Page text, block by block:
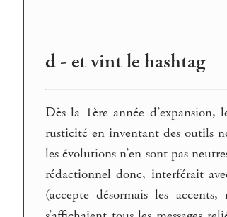
d - et vint le hashtag
Dès la 1ère année
rusticité en inventant des outils
les évolutions n’en sont pas
rédactionnel donc, interférait
(accepte désormais les